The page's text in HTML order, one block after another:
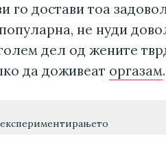
го достави тоа
не нуди
дел од жените
да доживеат оргазам.